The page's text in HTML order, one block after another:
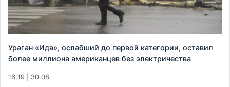
Ураган «Ида», ослабший до первой категории, оставил
более миллиона американцев без электричества
16:19 | 30.08